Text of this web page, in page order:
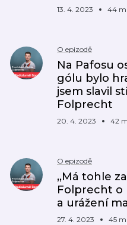
13. 4. 2023 44
O epizodě
Na Pafosu
gólu bylo
jsem slavil
Folprecht
20. 4. 2023 42
O epizodě
,,Má tohle
Folprecht o
a urážení
27. 4. 2023 45